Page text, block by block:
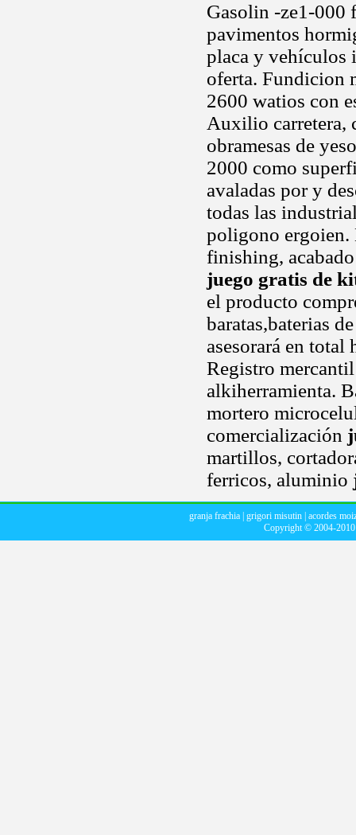
Gasolin -ze1-000
pavimentos
placa y vehículos
oferta. Fundicion
2600 watios con
Auxilio carretera,
obramesas de
2000 como
avaladas por y
todas las
poligono
finishing,
juego gratis de
el producto
baratas,baterias
asesorará en
Registro
alkiherramienta.
mortero
comercialización
martillos,
ferricos, aluminio
granja frachia| grigori misutin| acordes
Copyright © 2004-